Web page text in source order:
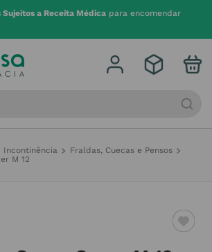
a Receita Médica para encomendar
Incontinência
Fraldas, Cuecas e Pensos
M 12